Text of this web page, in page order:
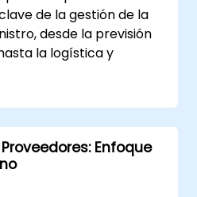
de la gestión de la
desde la previsión
la logística y
examen Certified
(CSCP) a
de estudio
de práctica y
y las mejores
Enfoque